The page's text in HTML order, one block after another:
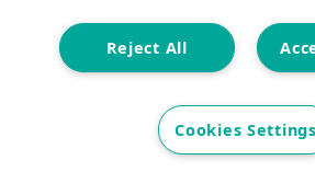
Reject All
Cookies Settings